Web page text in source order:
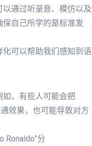
通过听录音、模仿以及
自己所学的是标准发
可以帮助我们感知到语
，有些人可能会把
效果，也可能导致对方
Ronaldo”分